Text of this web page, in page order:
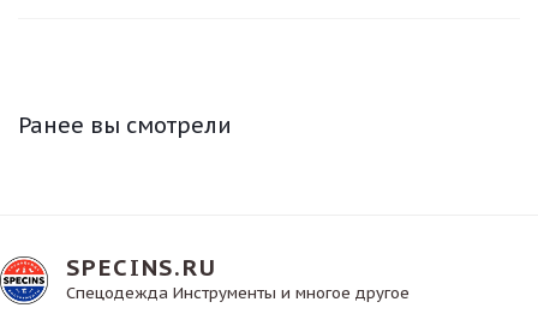
Ранее вы смотрели
SPECINS.RU
Спецодежда Инструменты и многое другое